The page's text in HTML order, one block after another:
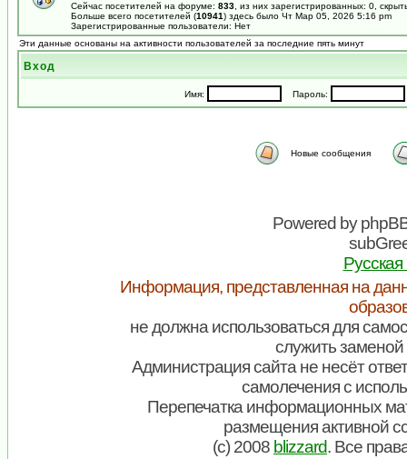
Сейчас посетителей на форуме: 833 , из них зарегистрированных: 0,
Больше всего посетителей (10941) здесь было Чт Мар 05, 2026 5:16 pm
Зарегистрированные пользователи: Нет
Эти данные основаны на активности пользователей за последние пять минут
Вход
Имя: Пароль:
Новые сообщения
Powered by
Информация, представленная на
не должна использоваться для
служить заменой
Администрация сайта не несёт
самолечения с
Перепечатка информационных
размещения активной
(c) 2008 blizzard. Все